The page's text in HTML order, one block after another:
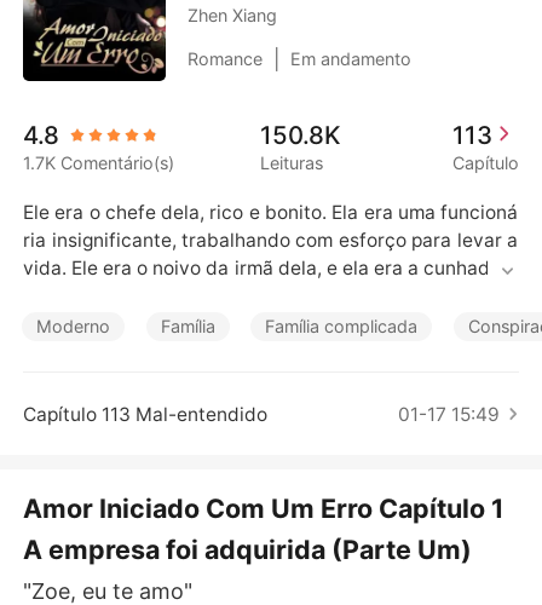
Sair
Baixar App
Lobisomem
Contos
Bilionários
Contos Curtos
Zhen Xiang
Romance Em andamento
4.8
1.7K Comentário(s)
150.8K
Leituras
113
Capítulo
Ele era o chefe dela, rico e bonito. Ela era uma funcioná
ria insignificante, trabalhando com esforço para levar a
vida. Ele era o noivo da irmã dela, e ela era a cunhada d
Ela arruinou a festa de noivado dele por acidente, e ele
cou ao seu lado cada dia para cuidar dele. No entanto,
a com ele.
Moderno Família Família complicada
Capítulo 113 Mal-entendido 01-17 15:49
Amor Iniciado Com Um Erro Capítulo 1
A empresa foi adquirida (Parte Um)
"Zoe, eu te amo"